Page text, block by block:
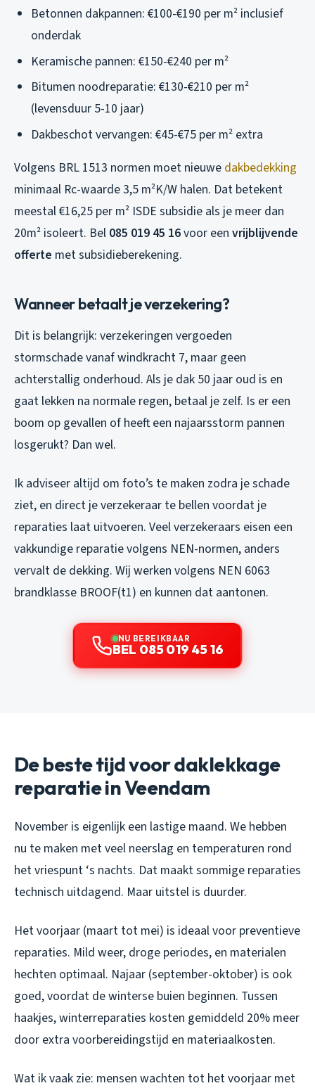
Betonnen dakpannen: €100-€190 per m² inclusief
onderdak
Keramische pannen: €150-€240 per m²
Bitumen noodreparatie: €130-€210 per m²
(levensduur 5-10 jaar)
Dakbeschot vervangen: €45-€75 per m² extra
Volgens BRL 1513 normen moet nieuwe dakbedekking
minimaal Rc-waarde 3,5 m²K/W halen. Dat betekent
meestal €16,25 per m² ISDE subsidie als je meer dan
20m² isoleert. Bel 085 019 45 16voor een vrijblijvende
offerte met subsidieberekening.
Wanneer betaalt je verzekering?
Dit is belangrijk: verzekeringen vergoeden
stormschade vanaf windkracht 7, maar geen
achterstallig onderhoud. Als je dak 50 jaar oud is en
gaat lekken na normale regen, betaal je zelf. Is er een
boom op gevallen of heeft een najaarsstorm pannen
losgerukt? Dan wel.
Ik adviseer altijd om foto’s te maken zodra je schade
ziet, en direct je verzekeraar te bellen voordat je
reparaties laat uitvoeren. Veel verzekeraars eisen een
vakkundige reparatie volgens NEN-normen, anders
vervalt de dekking. Wij werken volgens NEN 6063
brandklasse BROOF(t1) en kunnen dat aantonen.
NU BEREIKBAAR
BEL 085 019 45 16
De beste tijd voor daklekkage
reparatie in Veendam
November is eigenlijk een lastige maand. We hebben
nu te maken met veel neerslag en temperaturen rond
het vriespunt ‘s nachts. Dat maakt sommige reparaties
technisch uitdagend. Maar uitstel is duurder.
Het voorjaar (maart tot mei) is ideaal voor preventieve
reparaties. Mild weer, droge periodes, en materialen
hechten optimaal. Najaar (september-oktober) is ook
goed, voordat de winterse buien beginnen. Tussen
haakjes, winterreparaties kosten gemiddeld 20% meer
door extra voorbereidingstijd en materiaalkosten.
Wat ik vaak zie: mensen wachten tot het voorjaar met